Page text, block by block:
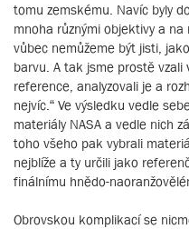
tomu zemskému. Navíc byly
mnoha různými objektivy a
vůbec nemůžeme být jisti,
barvu. A tak jsme prostě vzali
reference, analyzovali je a
nejvíc.“ Ve výsledku vedle
materiály NASA a vedle nich
toho všeho pak vybrali
nejblíže a ty určili jako
finálnímu hnědo-
Obrovskou komplikací se